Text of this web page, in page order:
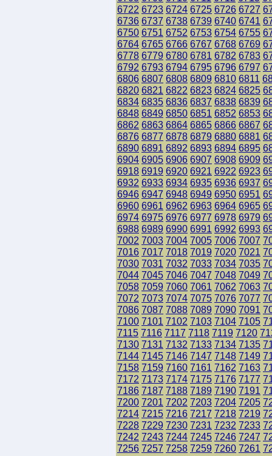
6722 6723 6724 6725 6726 6727
6736 6737 6738 6739 6740 6741
6750 6751 6752 6753 6754 6755
6764 6765 6766 6767 6768 6769
6778 6779 6780 6781 6782 6783
6792 6793 6794 6795 6796 6797
6806 6807 6808 6809 6810 6811
6820 6821 6822 6823 6824 6825
6834 6835 6836 6837 6838 6839
6848 6849 6850 6851 6852 6853
6862 6863 6864 6865 6866 6867
6876 6877 6878 6879 6880 6881
6890 6891 6892 6893 6894 6895
6904 6905 6906 6907 6908 6909
6918 6919 6920 6921 6922 6923
6932 6933 6934 6935 6936 6937
6946 6947 6948 6949 6950 6951
6960 6961 6962 6963 6964 6965
6974 6975 6976 6977 6978 6979
6988 6989 6990 6991 6992 6993
7002 7003 7004 7005 7006 7007
7016 7017 7018 7019 7020 7021
7030 7031 7032 7033 7034 7035
7044 7045 7046 7047 7048 7049
7058 7059 7060 7061 7062 7063
7072 7073 7074 7075 7076 7077
7086 7087 7088 7089 7090 7091
7100 7101 7102 7103 7104 7105
7115 7116 7117 7118 7119 7120
7130 7131 7132 7133 7134 7135
7144 7145 7146 7147 7148 7149
7158 7159 7160 7161 7162 7163
7172 7173 7174 7175 7176 7177
7186 7187 7188 7189 7190 7191
7200 7201 7202 7203 7204 7205
7214 7215 7216 7217 7218 7219
7228 7229 7230 7231 7232 7233
7242 7243 7244 7245 7246 7247
7256 7257 7258 7259 7260 7261